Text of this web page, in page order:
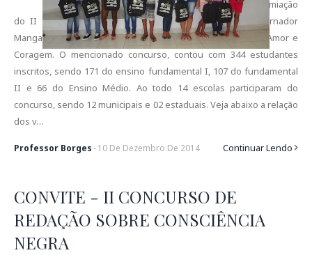
Secretaria de Educação, realizou a entrega da premiação
do II Concurso de Redação sobre Consciência de Governador
Mangabeira, com o tema Nelson Mandela: Lições de Vida, Amor e
Coragem. O mencionado concurso, contou com 344 estudantes
inscritos, sendo 171 do ensino fundamental I, 107 do fundamental
II e 66 do Ensino Médio. Ao todo 14 escolas participaram do
concurso, sendo 12 municipais e 02 estaduais. Veja abaixo a relação
dos v…
Professor Borges -10 De Dezembro De 2014 Continuar Lendo
CONVITE - II CONCURSO DE
REDAÇÃO SOBRE CONSCIÊNCIA
NEGRA